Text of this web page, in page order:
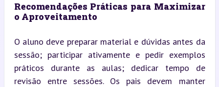
Recomendações Práticas para Maximizar
o Aproveitamento
O aluno deve preparar material e dúvidas antes da
sessão; participar ativamente e pedir exemplos
práticos durante as aulas; dedicar tempo de
revisão entre sessões. Os pais devem manter